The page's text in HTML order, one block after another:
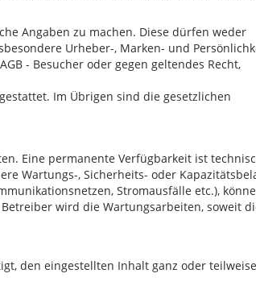
Angaben zu machen. Diese dürfen weder
Urheber-, Marken- und
- Besucher oder gegen geltendes Recht,
Im Übrigen sind die gesetzlichen
Eine permanente Verfügbarkeit ist
Wartungs-, Sicherheits- oder
Stromausfälle etc.),
wird die Wartungsarbeiten, soweit
den eingestellten Inhalt ganz oder